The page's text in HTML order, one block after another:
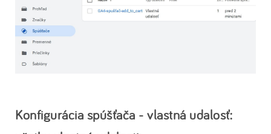
Konfigurácia spúšťača - vlastná udalosť: